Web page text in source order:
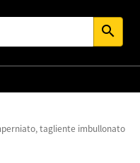
search
tagliente imbullonato